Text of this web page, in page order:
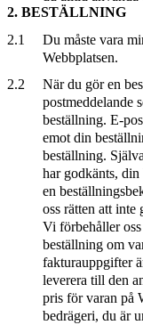
2. BESTÄLLNING
2.1
Du måste vara
Webbplatsen.
2.2
När du gör en
postmeddelande
beställning. E-
emot din
beställning.
har godkänts,
en
oss rätten att inte
Vi förbehåller
beställning om
fakturauppgifter
leverera till den
pris för varan på
bedrägeri, du är